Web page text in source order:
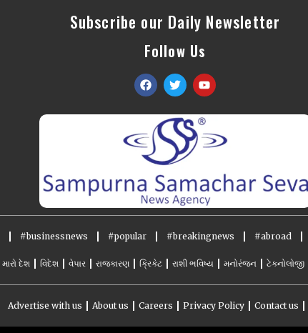
Subscribe our Daily Newsletter
Follow Us
#businessnews #popular #breakingnews #abroad
મારો દેશ વિદેશ વેપાર રાજકારણ ક્રિકેટ રાશી ભવિષ્ય મનોરંજન ટેકનોલોજી
Advertise with us About us Careers Privacy Policy Contact us